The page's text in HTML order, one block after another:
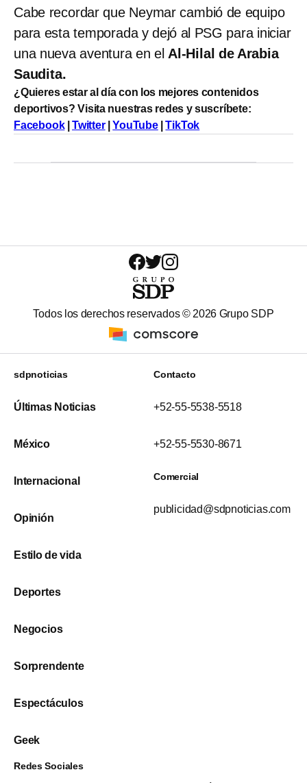
Cabe recordar que Neymar cambió de equipo
para esta temporada y dejó al PSG para iniciar
una nueva aventura en el Al-Hilal de Arabia
Saudita.
¿Quieres estar al día con los mejores contenidos
deportivos? Visita nuestras redes y suscríbete:
Facebook|Twitter|YouTube|TikTok
Todos los derechos reservados © 2026 Grupo SDP
sdpnoticias
Últimas Noticias
México
Internacional
Opinión
Estilo de vida
Deportes
Negocios
Sorprendente
Espectáculos
Geek
Contacto
+52-55-5538-5518
+52-55-5530-8671
Comercial
publicidad@sdpnoticias.com
Redes Sociales